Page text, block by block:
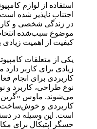
استفاده از لوازم
اجتناب ناپذیر شده
در زندگی شخصی و کاری
موضوع سبب‌شده انتخاب
کیفیت از اهمیت زیادی
یکی از متعلقات
زیادی برای کاربر
کاربردی برای انجام
نوع طراحی، کاربرد و
می‌شوند. ماوس
کاربردی و خوش‌ساخت
است. این وسیله در
حسگر اپتیکال برای